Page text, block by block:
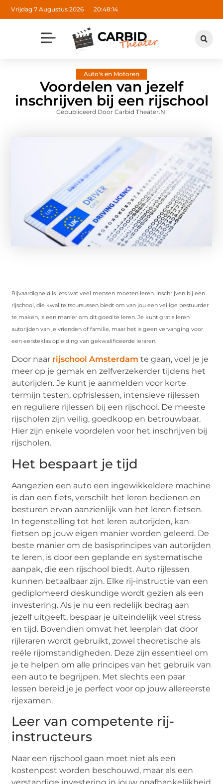
Vrijdag 7 Augustus 2026 20:48:15
Auto's en Motoren
Voordelen van jezelf
inschrijven bij een rijschool
Gepubliceerd Door Carbid Theater.nl
Rijvaardigheid is iets wat veel mensen moeten leren. Inschrijven bij een
rijschool, die kwaliteitscursussen biedt om van jou een veilige bestuurder
te maken, is een manier om dit goed te leren. Je kunt gratis leren
autorijden van je vrienden of familie, maar het is geen vervanging voor
een eersteklas opleiding van gekwalificeerde leraren.
Door naar rijschool Amsterdam te gaan, voel je je
meer op je gemak en zelfverzekerder tijdens het
autorijden. Je kunt je aanmelden voor korte
termijn testen, opfrislessen, intensieve rijlessen
en reguliere rijlessen bij een rijschool. De meeste
rijscholen zijn veilig, goedkoop en betrouwbaar.
Hier zijn enkele voordelen voor het inschrijven bij
rijscholen.
Het bespaart je tijd
Aangezien een auto een ingewikkeldere machine
is dan een fiets, verschilt het leren bedienen en
besturen ervan aanzienlijk van het leren fietsen.
In tegenstelling tot het leren autorijden, kan
fietsen op jouw eigen manier worden geleerd. De
beste manier om de basisprincipes van autorijden
te leren, is door een geplande en systematische
aanpak, die een rijschool biedt. Auto rijlessen
kunnen betaalbaar zijn. Elke rij-instructie van een
gediplomeerd deskundige wordt gezien als een
investering. Als je nu een redelijk bedrag aan
jezelf uitgeeft, bespaar je uiteindelijk veel stress
en tijd. Bovendien omvat het leerplan dat door
rijleraren wordt gebruikt, zowel theoretische als
reële rijomstandigheden. Deze zijn essentieel om
je te helpen om alle principes van het gebruik van
een auto te begrijpen. Met slechts een paar
lessen bereid je je perfect voor op jouw allereerste
rijexamen.
Leer van competente rij-
instructeurs
Naar een rijschool gaan moet niet als een
kostenpost worden beschouwd, maar als een